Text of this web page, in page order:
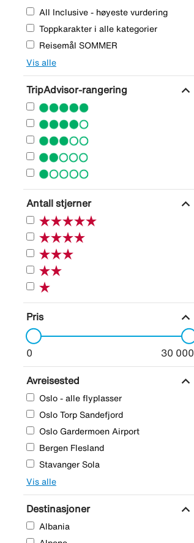
All Inclusive - høyeste vurdering
Toppkarakter i alle kategorier
Reisemål SOMMER
Vis alle
TripAdvisor-rangering expand_more
Antall stjerner expand_more
Pris expand_more
0 30 000
Avreisested expand_more
Oslo - alle flyplasser
Oslo Torp Sandefjord
Oslo Gardermoen Airport
Bergen Flesland
Stavanger Sola
Vis alle
Destinasjoner expand_more
Albania